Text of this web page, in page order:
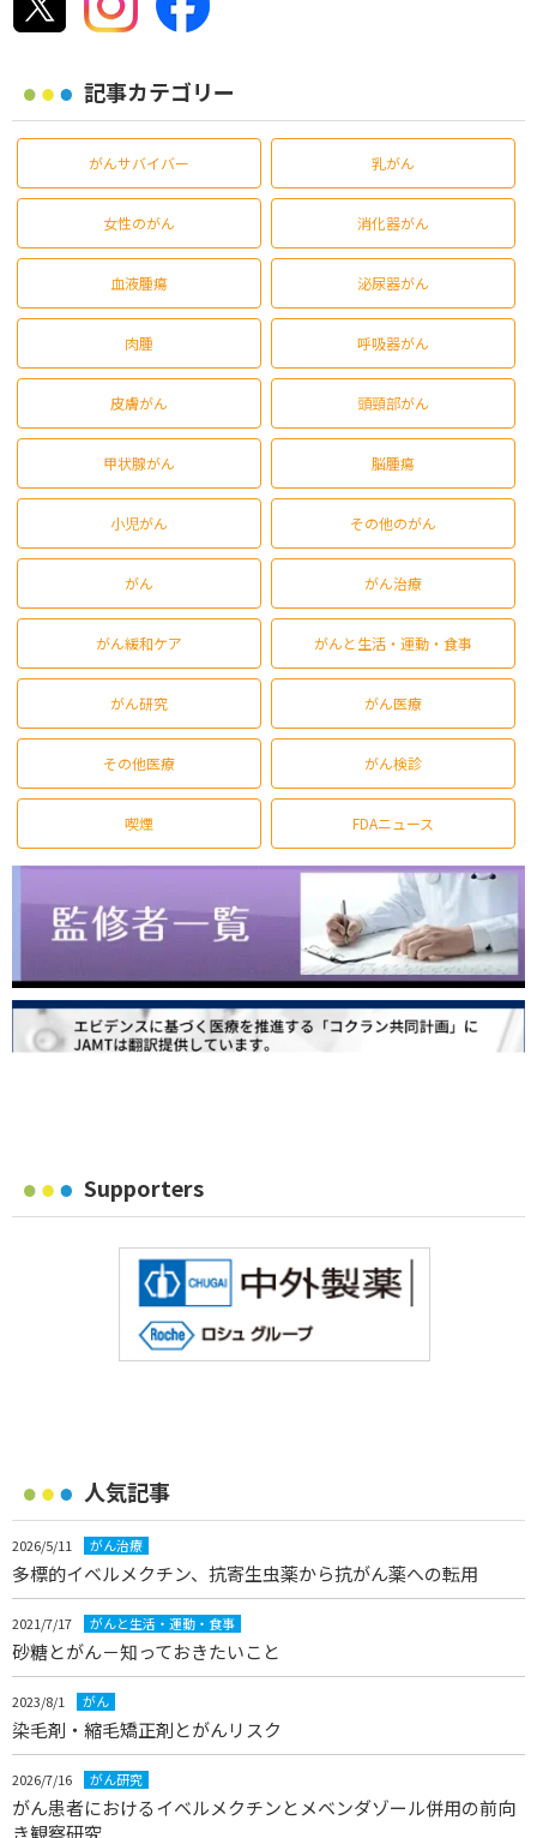
記事カテゴリー
がんサバイバー 乳がん
女性のがん 消化器がん
血液腫瘍 泌尿器がん
肉腫 呼吸器がん
皮膚がん 頭頸部がん
甲状腺がん 脳腫瘍
小児がん その他のがん
がん がん治療
がん緩和ケア がんと生活・運動・食事
がん研究 がん医療
その他医療 がん検診
喫煙 FDAニュース
Supporters
人気記事
2026/5/11 がん治療
多標的イベルメクチン、抗寄生虫薬から抗がん薬への転用
2021/7/17 がんと生活・運動・食事
砂糖とがん－知っておきたいこと
2023/8/1 がん